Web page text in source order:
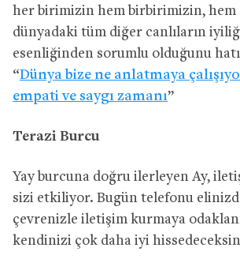
her birimizin hem birbirimizin, hem
dünyadaki tüm diğer canlıların
esenliğinden sorumlu olduğunu
“Dünya bize ne anlatmaya
empati ve saygı zamanı”
Terazi Burcu
Yay burcuna doğru ilerleyen Ay,
sizi etkiliyor. Bugün telefonu
çevrenizle iletişim kurmaya
kendinizi çok daha iyi